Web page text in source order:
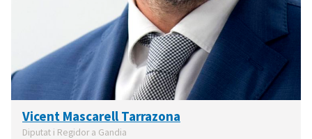
Vicent Mascarell Tarrazona
Diputat i Regidor a Gandia